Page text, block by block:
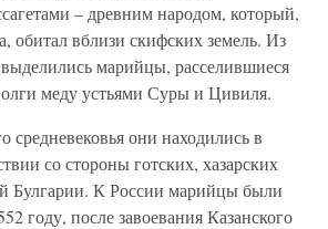
– древним народом, который,
обитал вблизи скифских земель. Из
марийцы, расселившиеся
меду устьями Суры и Цивиля.
средневековья они находились в
со стороны готских, хазарских
Булгарии. К России марийцы были
году, после завоевания Казанского